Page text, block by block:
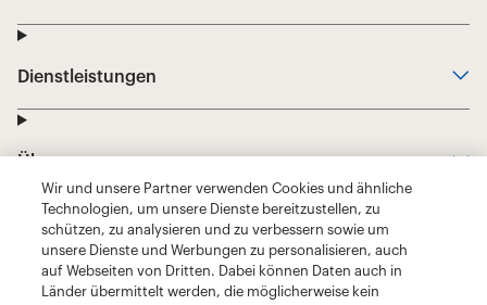
Wir und unsere Partner verwenden Cookies und ähnliche
Technologien, um unsere Dienste bereitzustellen, zu
schützen, zu analysieren und zu verbessern sowie um
unsere Dienste und Werbungen zu personalisieren, auch
auf Webseiten von Dritten. Dabei können Daten auch in
Länder übermittelt werden, die möglicherweise kein